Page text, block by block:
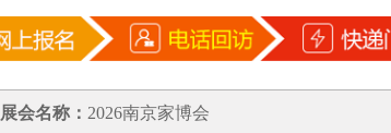
展会名称： 2026南京家博会